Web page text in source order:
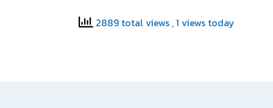
2889 total views , 1 views today